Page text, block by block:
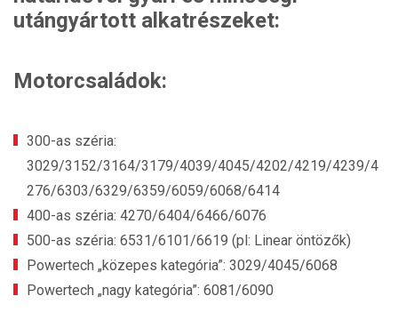
utángyártott alkatrészeket:
Motorcsaládok:
300-as széria:
3029/3152/3164/3179/4039/4045/4202/4219/4239/4
276/6303/6329/6359/6059/6068/6414
400-as széria: 4270/6404/6466/6076
500-as széria: 6531/6101/6619 (pl: Linear öntözők)
Powertech „közepes kategória”: 3029/4045/6068
Powertech „nagy kategória”: 6081/6090